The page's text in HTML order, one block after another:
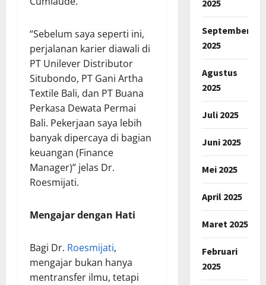
“Sebelum saya seperti ini,
perjalanan karier diawali di
PT Unilever Distributor
Situbondo, PT Gani Artha
Textile Bali, dan PT Buana
Perkasa Dewata Permai
Bali. Pekerjaan saya lebih
banyak dipercaya di bagian
keuangan (Finance
Manager)” jelas Dr.
Roesmijati.
Mengajar dengan Hati
Bagi Dr. Roesmijati,
mengajar bukan hanya
mentransfer ilmu, tetapi
2025
September
2025
Agustus
2025
Juli 2025
Juni 2025
Mei 2025
April 2025
Maret 2025
Februari
2025